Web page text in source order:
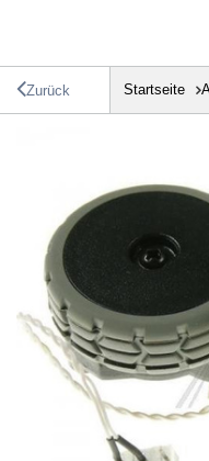
Zurück Startseite